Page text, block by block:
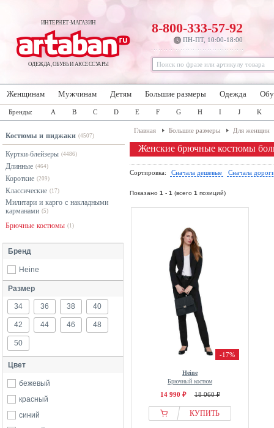
ИНТЕРНЕТ-МАГАЗИН
ОДЕЖДА, ОБУВЬ И АКСЕССУАРЫ
8-800-333-57-92
ПН-ПТ, 10:00-18:00
Женщинам Мужчинам Детям Большие размеры Одежда
Бренды: A B C D E F G H I J K
Костюмы и пиджаки (4507)
Куртки-блейзеры (4486)
Длинные (464)
Короткие (209)
Классические (17)
Милитари и карго с накладными
карманами (5)
Брючные костюмы (1)
Бренд
Heine
Размер
34 36 38 40
42 44 46 48
50
Цвет
бежевый
красный
синий
Главная Большие размеры Для женщин
Женские брючные костюмы
Сортировка: Сначала дешевые Сначала
Показано 1 - 1 (всего 1 позиций)
-17%
Heine
Брючный костюм
14 990 ₽ 18 060 ₽
КУПИТЬ